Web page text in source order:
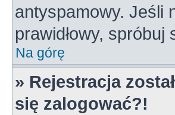
antyspamowy. Jeśli
prawidłowy,
Na górę
» Rejestracja
się zalogować?!